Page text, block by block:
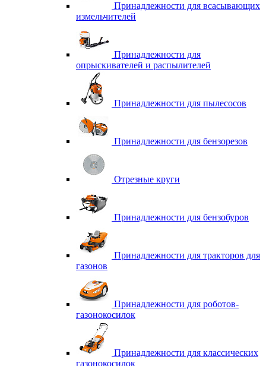
Принадлежности для всасывающих
измельчителей
Принадлежности для
опрыскивателей и распылителей
Принадлежности для пылесосов
Принадлежности для бензорезов
Отрезные круги
Принадлежности для бензобуров
Принадлежности для тракторов для
газонов
Принадлежности для роботов-
газонокосилок
Принадлежности для классических
газонокосилок